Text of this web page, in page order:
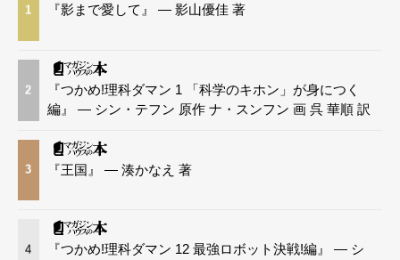
1 『影まで愛して』 — 影山優佳 著
2
『つかめ!理科ダマン 1 「科学のキホン」が身につく
編』 — シン・テフン 原作 ナ・スンフン 画 呉 華順 訳
3 『王国』 — 湊かなえ 著
4
『つかめ!理科ダマン 12 最強ロボット決戦!編』 — シ